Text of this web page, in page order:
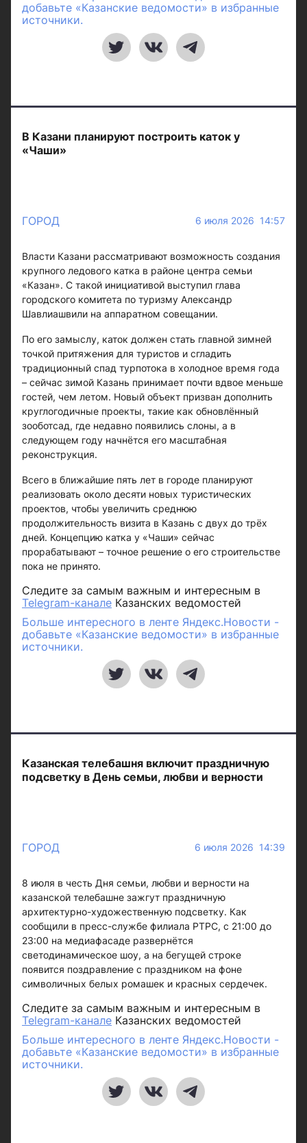
добавьте «Казанские ведомости» в избранные
источники.
В Казани планируют построить каток у
«Чаши»
ГОРОД 6 июля 2026 14:57
Власти Казани рассматривают возможность создания
крупного ледового катка в районе центра семьи
«Казан». С такой инициативой выступил глава
городского комитета по туризму Александр
Шавлиашвили на аппаратном совещании.
По его замыслу, каток должен стать главной зимней
точкой притяжения для туристов и сгладить
традиционный спад турпотока в холодное время года
– сейчас зимой Казань принимает почти вдвое меньше
гостей, чем летом. Новый объект призван дополнить
круглогодичные проекты, такие как обновлённый
зооботсад, где недавно появились слоны, а в
следующем году начнётся его масштабная
реконструкция.
Всего в ближайшие пять лет в городе планируют
реализовать около десяти новых туристических
проектов, чтобы увеличить среднюю
продолжительность визита в Казань с двух до трёх
дней. Концепцию катка у «Чаши» сейчас
прорабатывают – точное решение о его строительстве
пока не принято.
Следите за самым важным и интересным в
Telegram-канале Казанских ведомостей
Больше интересного в ленте Яндекс.Новости -
добавьте «Казанские ведомости» в избранные
источники.
Казанская телебашня включит праздничную
подсветку в День семьи, любви и верности
ГОРОД 6 июля 2026 14:39
8 июля в честь Дня семьи, любви и верности на
казанской телебашне зажгут праздничную
архитектурно-художественную подсветку. Как
сообщили в пресс-службе филиала РТРС, с 21:00 до
23:00 на медиафасаде развернётся
светодинамическое шоу, а на бегущей строке
появится поздравление с праздником на фоне
символичных белых ромашек и красных сердечек.
Следите за самым важным и интересным в
Telegram-канале Казанских ведомостей
Больше интересного в ленте Яндекс.Новости -
добавьте «Казанские ведомости» в избранные
источники.